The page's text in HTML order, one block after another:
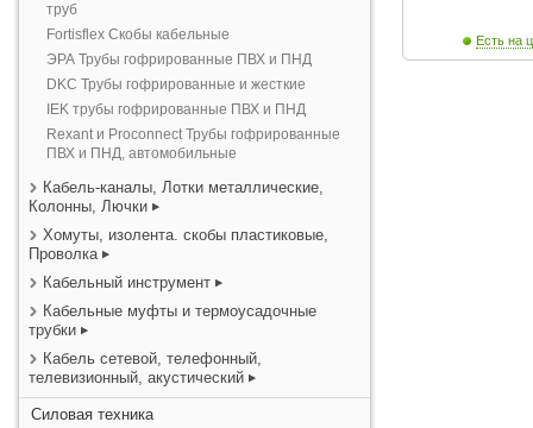
труб
Fortisflex Скобы кабельные
ЭРА Трубы гофрированные ПВХ и ПНД
DKC Трубы гофрированные и жесткие
IEK трубы гофрированные ПВХ и ПНД
Rexant и Proconnect Трубы гофрированные
ПВХ и ПНД, автомобильные
Кабель-каналы, Лотки металлические,
Колонны, Лючки
Хомуты, изолента. скобы пластиковые,
Проволка
Кабельный инструмент
Кабельные муфты и термоусадочные
трубки
Кабель сетевой, телефонный,
телевизионный, акустический
Силовая техника
Есть на